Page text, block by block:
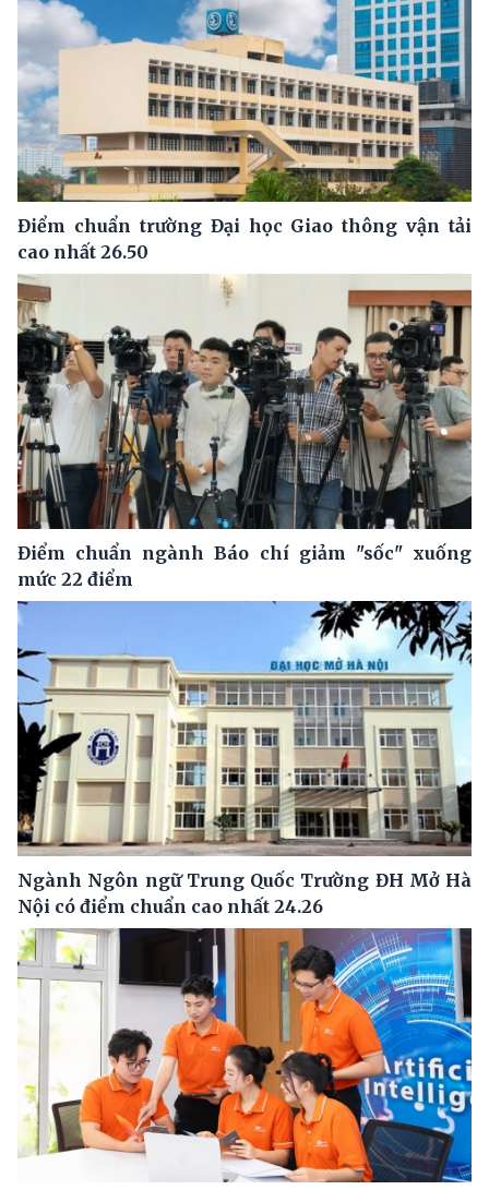
Điểm chuẩn trường Đại học Giao thông vận tải
cao nhất 26.50
Điểm chuẩn ngành Báo chí giảm "sốc" xuống
mức 22 điểm
Ngành Ngôn ngữ Trung Quốc Trường ĐH Mở Hà
Nội có điểm chuẩn cao nhất 24.26